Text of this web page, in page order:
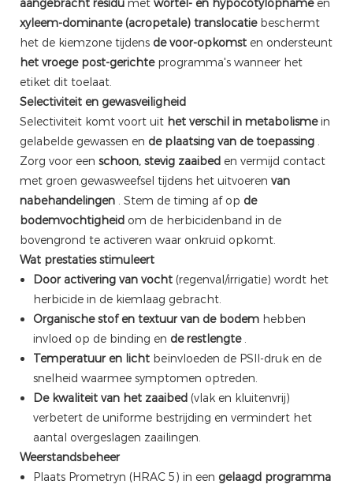
aangebracht residu met wortel- en hypocotylopnameen
xyleem-dominante (acropetale) translocatiebeschermt
het de kiemzone tijdens de voor-opkomst en ondersteunt
het vroege post-gerichteprogramma's wanneer het
etiket dit toelaat.
Selectiviteit en gewasveiligheid
Selectiviteit komt voort uit het verschil in metabolismein
gelabelde gewassen en de plaatsing van de toepassing .
Zorg voor een schoon, stevig zaaibed en vermijd contact
met groen gewasweefsel tijdens het uitvoeren van
nabehandelingen . Stem de timing af op de
bodemvochtigheid om de herbicidenband in de
bovengrond te activeren waar onkruid opkomt.
Wat prestaties stimuleert
Door activering van vocht(regenval/irrigatie) wordt het
herbicide in de kiemlaag gebracht.
Organische stof en textuur van de bodemhebben
invloed op de binding en de restlengte.
Temperatuur en lichtbeïnvloeden de PSII-druk en de
snelheid waarmee symptomen optreden.
De kwaliteit van het zaaibed(vlak en kluitenvrij)
verbetert de uniforme bestrijding en vermindert het
aantal overgeslagen zaailingen.
Weerstandsbeheer
Plaats Prometryn (HRAC 5) in een gelaagd programma